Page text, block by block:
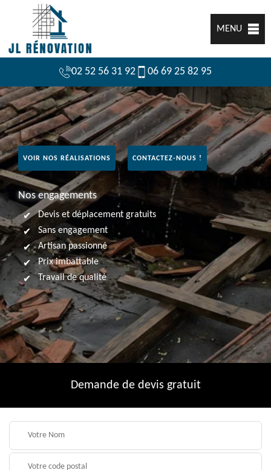
MENU
02 52 56 31 92 06 69 25 82 95
VOIR NOS RÉALISATIONS CONTACTEZ-NOUS !
Nos engagements
Devis et déplacement gratuits
Sans engagement
Artisan passionné
Prix imbattable
Travail de qualité
Demande de devis gratuit